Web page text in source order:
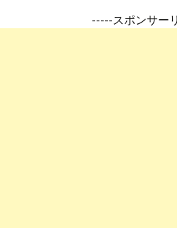
-----スポンサー